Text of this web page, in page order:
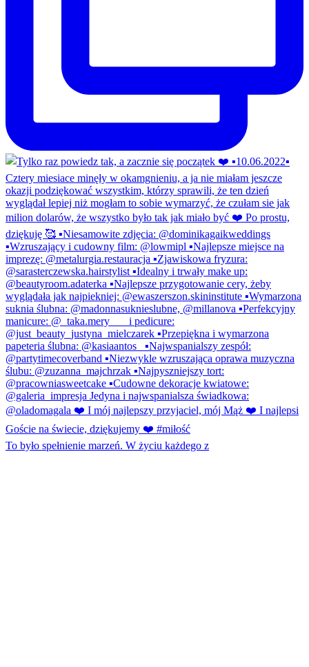
To było spełnienie marzeń. W życiu każdego z